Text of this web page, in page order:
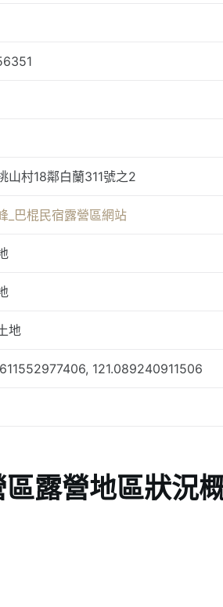
山村18鄰白蘭311號之2
_巴棍民宿露營區網站
地
121.089240911506
露營地區狀況